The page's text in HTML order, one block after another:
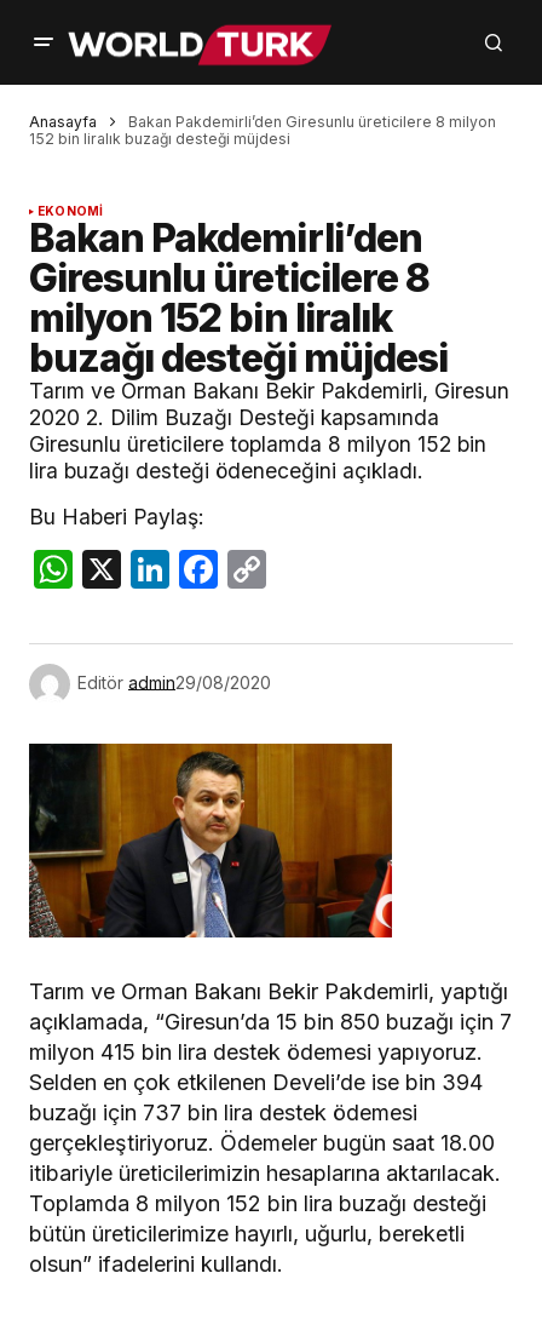
Anasayfa
Bakan Pakdemirli’den Giresunlu üreticilere 8 milyon
152 bin liralık buzağı desteği müjdesi
EKONOMİ
Bakan Pakdemirli’den
Giresunlu üreticilere 8
milyon 152 bin liralık
buzağı desteği müjdesi
Tarım ve Orman Bakanı Bekir Pakdemirli, Giresun
2020 2. Dilim Buzağı Desteği kapsamında
Giresunlu üreticilere toplamda 8 milyon 152 bin
lira buzağı desteği ödeneceğini açıkladı.
Bu Haberi Paylaş:
WhatsApp
X LinkedIn
Facebook
Editör admin29/08/2020
Tarım ve Orman Bakanı Bekir Pakdemirli, yaptığı
açıklamada, “Giresun’da 15 bin 850 buzağı için 7
milyon 415 bin lira destek ödemesi yapıyoruz.
Selden en çok etkilenen Develi’de ise bin 394
buzağı için 737 bin lira destek ödemesi
gerçekleştiriyoruz. Ödemeler bugün saat 18.00
itibariyle üreticilerimizin hesaplarına aktarılacak.
Toplamda 8 milyon 152 bin lira buzağı desteği
bütün üreticilerimize hayırlı, uğurlu, bereketli
olsun” ifadelerini kullandı.